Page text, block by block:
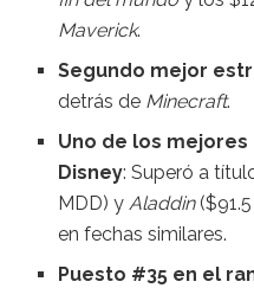
Maverick.
Segundo mejor
detrás de Minecraft.
Uno de los
Disney: Superó a
MDD) y Aladdin
en fechas similares.
Puesto #35 en el